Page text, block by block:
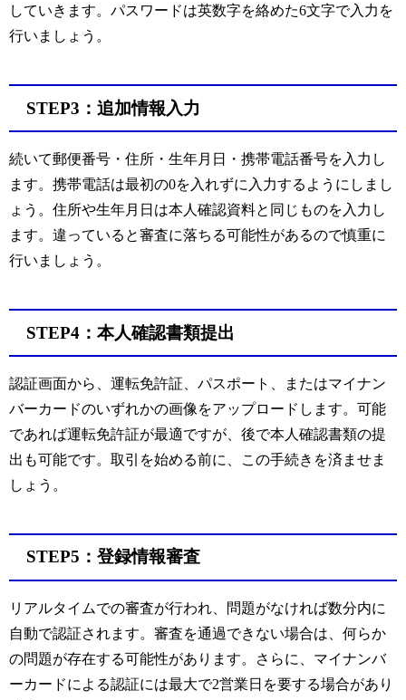
していきます。パスワードは英数字を絡めた6文字で入力を
行いましょう。
STEP3：追加情報入力
続いて郵便番号・住所・生年月日・携帯電話番号を入力し
ます。携帯電話は最初の0を入れずに入力するようにしまし
ょう。住所や生年月日は本人確認資料と同じものを入力し
ます。違っていると審査に落ちる可能性があるので慎重に
行いましょう。
STEP4：本人確認書類提出
認証画面から、運転免許証、パスポート、またはマイナン
バーカードのいずれかの画像をアップロードします。可能
であれば運転免許証が最適ですが、後で本人確認書類の提
出も可能です。取引を始める前に、この手続きを済ませま
しょう。
STEP5：登録情報審査
リアルタイムでの審査が行われ、問題がなければ数分内に
自動で認証されます。審査を通過できない場合は、何らか
の問題が存在する可能性があります。さらに、マイナンバ
ーカードによる認証には最大で2営業日を要する場合があり